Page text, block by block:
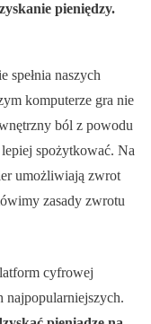
pieniędzy.
spełnia naszych
komputerze gra nie
ból z powodu
spożytkować. Na
umożliwiają zwrot
zasady zwrotu
cyfrowej
najpopularniejszych.